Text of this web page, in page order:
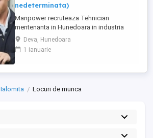
nedeterminata)
Manpower recruteaza Tehnician
mentenanta in Hunedoara in industria
automotive. Responsabilitati principale: -
Analizarea si executarea lucrarilor de
reparatie, intretinere si revizie; - Verificarea
la testarea sistemelor complexe, utilizand
Deva, Hunedoara
1 ianuarie
Ialomita Locuri de munca